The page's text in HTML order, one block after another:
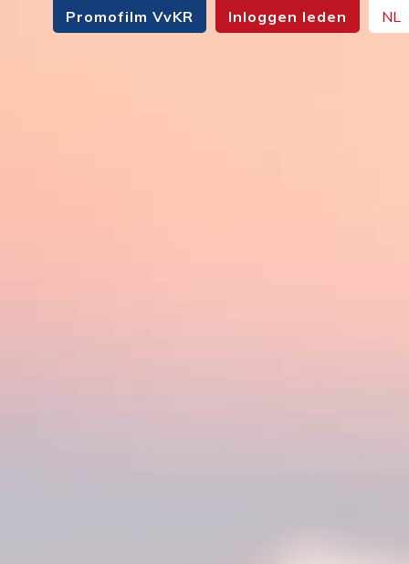
Promofilm VvKR Inloggen leden NL